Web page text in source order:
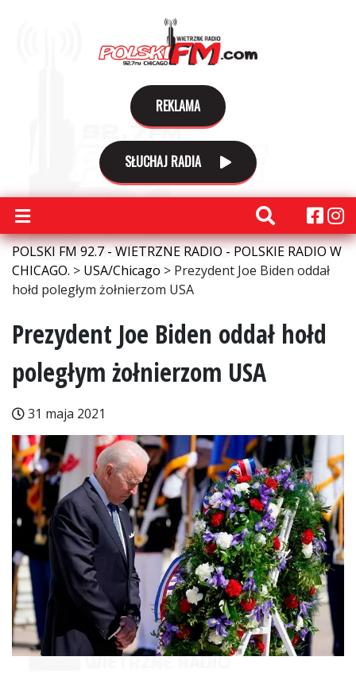
REKLAMA
SŁUCHAJ RADIA
POLSKI FM 92.7 - WIETRZNE RADIO - POLSKIE RADIO W
CHICAGO. > USA/Chicago > Prezydent Joe Biden oddał
hołd poległym żołnierzom USA
Prezydent Joe Biden oddał hołd
poległym żołnierzom USA
31 maja 2021